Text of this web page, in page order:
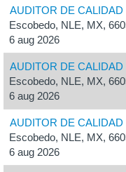
AUDITOR DE CALIDAD
Escobedo, NLE, MX,
6 aug 2026
AUDITOR DE CALIDAD
Escobedo, NLE, MX,
6 aug 2026
AUDITOR DE CALIDAD
Escobedo, NLE, MX,
6 aug 2026